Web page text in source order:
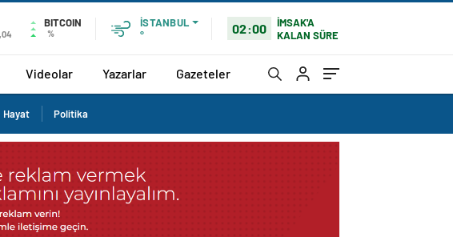
BITCOIN
%
İSTANBUL
°
02:00
İMSAK'A
KALAN SÜRE
Videolar Yazarlar Gazeteler
Hayat Politika